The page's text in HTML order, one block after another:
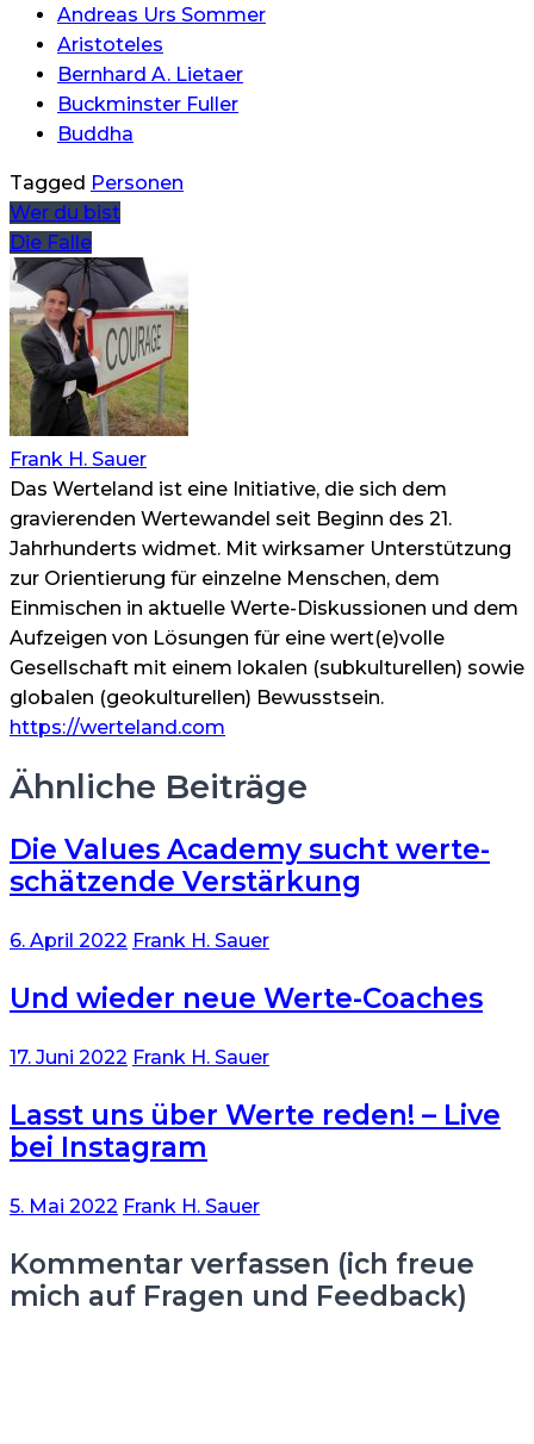
Andreas Urs Sommer
Aristoteles
Bernhard A. Lietaer
Buckminster Fuller
Buddha
Tagged Personen
Beitragsnavigation
Wer du bist
Die Falle
Frank H. Sauer
Das Werteland ist eine Initiative, die sich dem
gravierenden Wertewandel seit Beginn des 21.
Jahrhunderts widmet. Mit wirksamer Unterstützung
zur Orientierung für einzelne Menschen, dem
Einmischen in aktuelle Werte-Diskussionen und dem
Aufzeigen von Lösungen für eine wert(e)volle
Gesellschaft mit einem lokalen (subkulturellen) sowie
globalen (geokulturellen) Bewusstsein.
https://werteland.com
Ähnliche Beiträge
Die Values Academy sucht werte-
schätzende Verstärkung
6. April 2022 Frank H. Sauer
Und wieder neue Werte-Coaches
17. Juni 2022 Frank H. Sauer
Lasst uns über Werte reden! – Live
bei Instagram
5. Mai 2022 Frank H. Sauer
Kommentar verfassen (ich freue
mich auf Fragen und Feedback)